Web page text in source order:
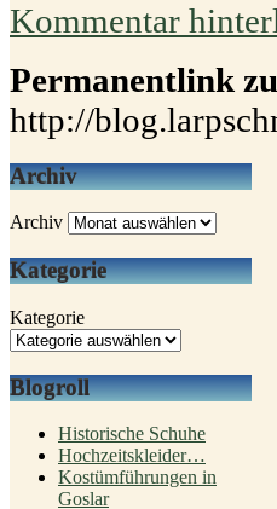
Kommentar
Permanentlink
http://
Archiv
Archiv
Kategorie
Kategorie
Blogroll
Historische Schuhe
Hochzeitskleider…
Kostümführungen in
Goslar